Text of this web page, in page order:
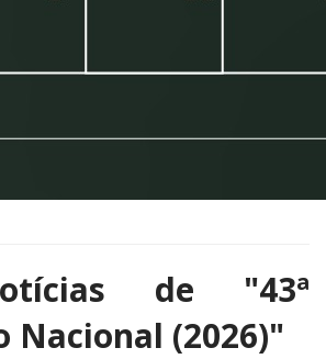
de "43ª
Nacional (2026)"